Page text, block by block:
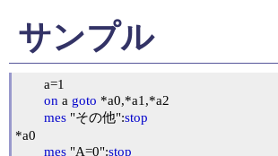
サンプル
on a goto *a0,*a1,*a2
mes "その他":stop
*a0
mes "A=0":stop